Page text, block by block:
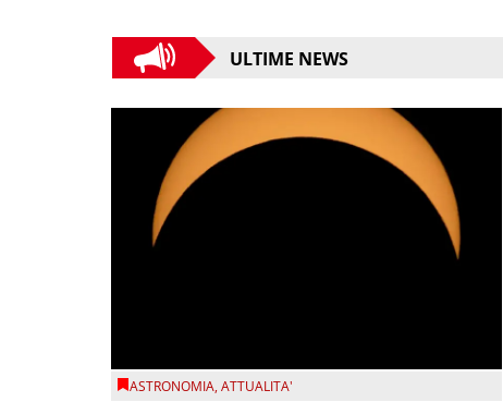
ULTIME NEWS
ASTRONOMIA,ATTUALITA'